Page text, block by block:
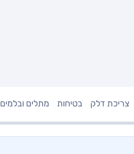
צריכת דלק בטיחות מתלים ובלמים